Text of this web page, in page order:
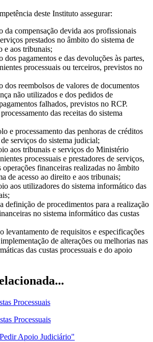
deste Instituto assegurar:
da compensação devida aos profissionais
prestados no âmbito do sistema de
e aos tribunais;
dos pagamentos e das devoluções às partes,
processuais ou terceiros, previstos no
dos reembolsos de valores de documentos
não utilizados e dos pedidos de
falhados, previstos no RCP.
das receitas do sistema
e processamento das penhoras de créditos
serviços do sistema judicial;
aos tribunais e serviços do Ministério
processuais e prestadores de serviços,
operações financeiras realizadas no âmbito
de acesso ao direito e aos tribunais;
aos utilizadores do sistema informático das
definição de procedimentos para a realização
no sistema informático das custas
levantamento de requisitos e especificações
de alterações ou melhorias nas
das custas processuais e do apoio
Processuais
Processuais
Apoio Judiciário"